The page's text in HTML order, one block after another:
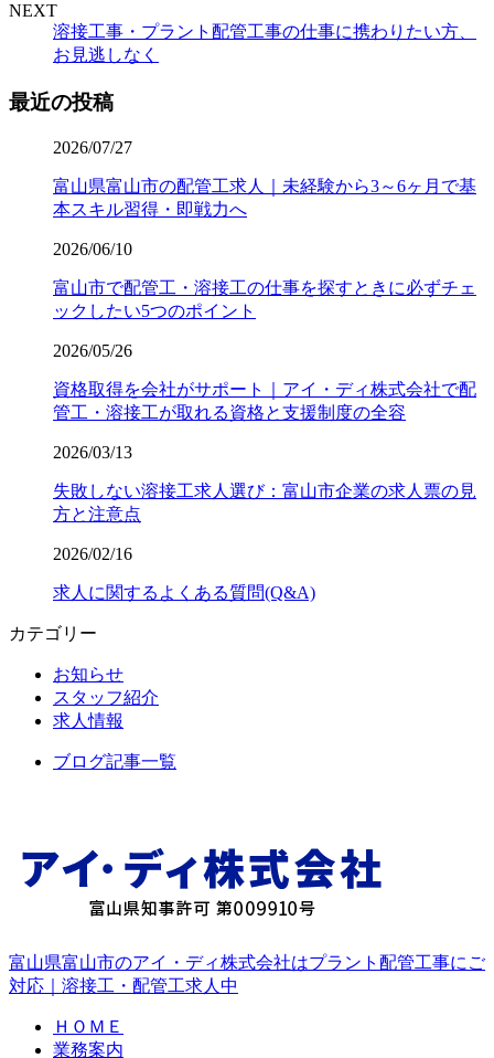
NEXT
溶接工事・プラント配管工事の仕事に携わりたい方、
お見逃しなく
最近の投稿
2026/07/27
富山県富山市の配管工求人｜未経験から3～6ヶ月で基
本スキル習得・即戦力へ
2026/06/10
富山市で配管工・溶接工の仕事を探すときに必ずチェ
ックしたい5つのポイント
2026/05/26
資格取得を会社がサポート｜アイ・ディ株式会社で配
管工・溶接工が取れる資格と支援制度の全容
2026/03/13
失敗しない溶接工求人選び：富山市企業の求人票の見
方と注意点
2026/02/16
求人に関するよくある質問(Q&A)
カテゴリー
お知らせ
スタッフ紹介
求人情報
ブログ記事一覧
富山県富山市のアイ・ディ株式会社はプラント配管工事にご
対応｜溶接工・配管工求人中
ＨＯＭＥ
業務案内